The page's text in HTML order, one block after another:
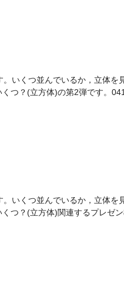
いくつ並んでいるか，立体を
つ？(立方体)の第2弾です。
いくつ並んでいるか，立体を
つ？(立方体)関連するプレゼ